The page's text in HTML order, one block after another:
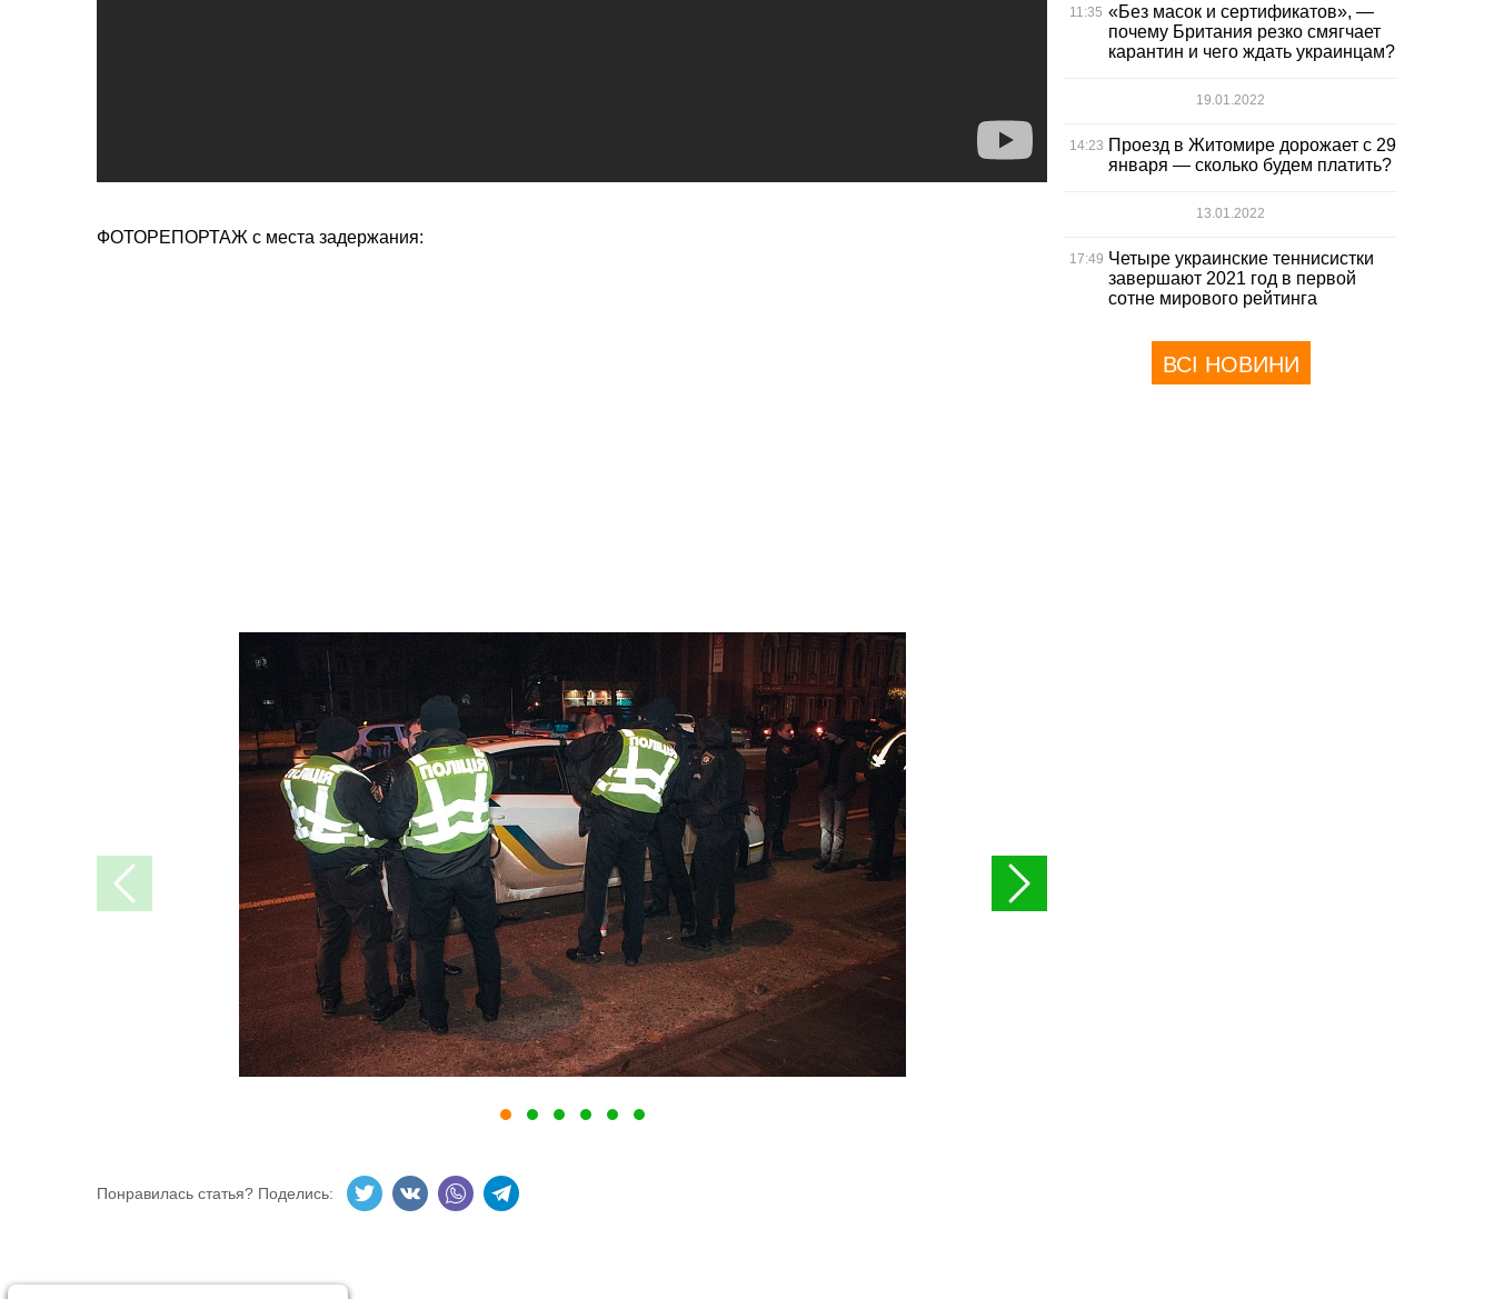
ФОТОРЕПОРТАЖ с места задержания:
Понравилась статья? Поделись:
11:35 «Без масок и сертификатов», —
почему Британия резко смягчает
карантин и чего ждать украинцам?
19.01.2022
14:23 Проезд в Житомире дорожает с 29
января — сколько будем платить?
13.01.2022
17:49 Четыре украинские теннисистки
завершают 2021 год в первой
сотне мирового рейтинга
ВСІ НОВИНИ